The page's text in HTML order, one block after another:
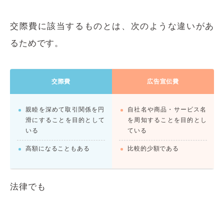
交際費に該当するものとは、次のような違いがあ
るためです。
交際費
親睦を深めて取引関係を円
滑にすることを目的として
いる
高額になることもある
広告宣伝費
自社名や商品・サービス名
を周知することを目的とし
ている
比較的少額である
法律でも